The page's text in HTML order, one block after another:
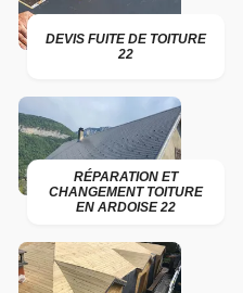
DEVIS FUITE DE TOITURE
22
RÉPARATION ET
CHANGEMENT TOITURE
EN ARDOISE 22